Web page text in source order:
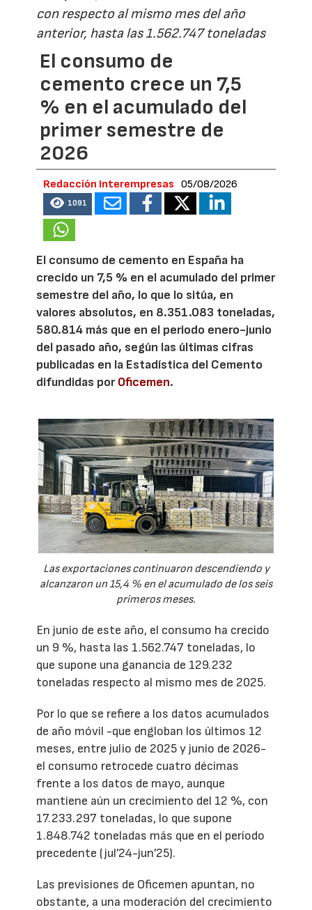
con respecto al mismo mes del año
anterior, hasta las 1.562.747 toneladas
El consumo de
cemento crece un 7,5
% en el acumulado del
primer semestre de
2026
Redacción Interempresas 05/08/2026
1091
El consumo de cemento en España ha
crecido un 7,5 % en el acumulado del primer
semestre del año, lo que lo sitúa, en
valores absolutos, en 8.351.083 toneladas,
580.814 más que en el periodo enero-junio
del pasado año, según las últimas cifras
publicadas en la Estadística del Cemento
difundidas porOficemen.
Las exportaciones continuaron descendiendo y
alcanzaron un 15,4 % en el acumulado de los seis
primeros meses.
En junio de este año, el consumo ha crecido
un 9 %, hasta las 1.562.747 toneladas, lo
que supone una ganancia de 129.232
toneladas respecto al mismo mes de 2025.
Por lo que se refiere a los datos acumulados
de año móvil -que engloban los últimos 12
meses, entre julio de 2025 y junio de 2026-
el consumo retrocede cuatro décimas
frente a los datos de mayo, aunque
mantiene aún un crecimiento del 12 %, con
17.233.297 toneladas, lo que supone
1.848.742 toneladas más que en el período
precedente (jul’24-jun’25).
Las previsiones de Oficemen apuntan, no
obstante, a una moderación del crecimiento